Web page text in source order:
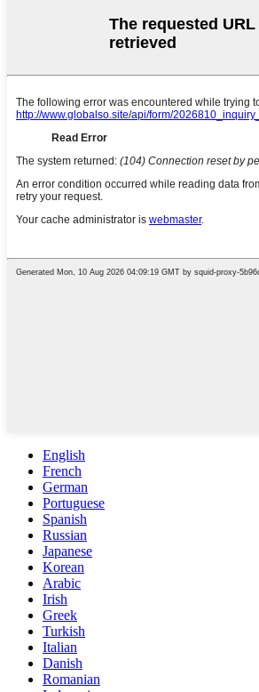
English
French
German
Portuguese
Spanish
Russian
Japanese
Korean
Arabic
Irish
Greek
Turkish
Italian
Danish
Romanian